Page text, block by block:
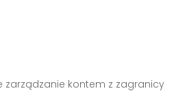
zarządzanie kontem z zagranicy